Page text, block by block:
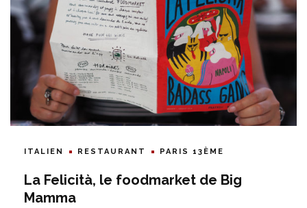
ITALIEN RESTAURANT PARIS 13ÈME
La Felicità, le foodmarket de Big
Mamma